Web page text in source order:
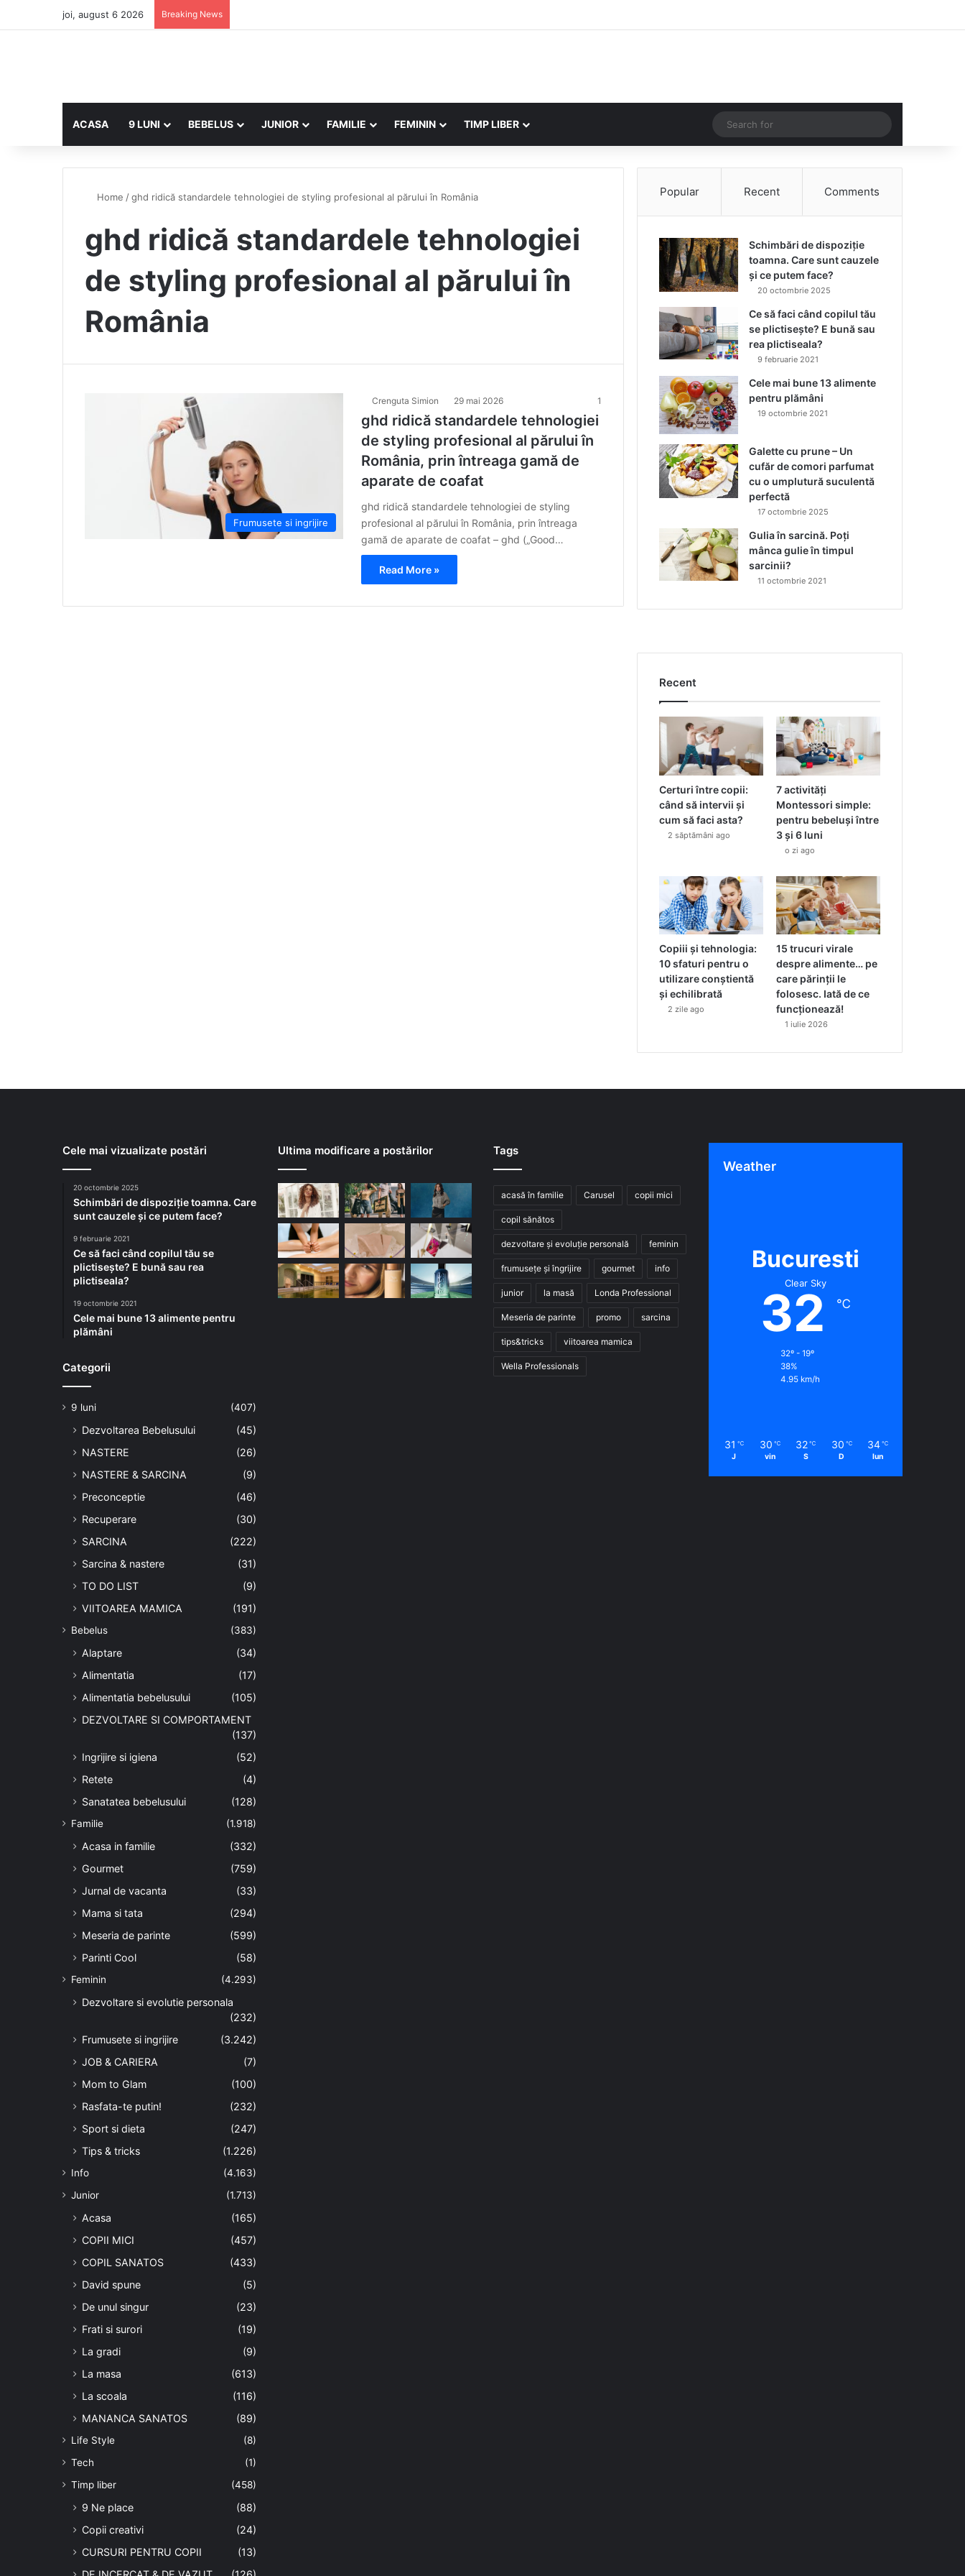
joi, august 6 2026 Breaking News
ACASA 9 LUNI BEBELUS JUNIOR FAMILIE FEMININ TIMP LIBER Random Article
for
Home /ghd ridică standardele tehnologiei de styling profesional al părului în România
ghd ridică standardele tehnologiei
de styling profesional al părului în
România
Frumusete si ingrijire
Crenguta Simion 29 mai 2026 1
ghd ridică standardele tehnologiei
de styling profesional al părului în
România, prin întreaga gamă de
aparate de coafat
ghd ridică standardele tehnologiei de styling
profesional al părului în România, prin întreaga
gamă de aparate de coafat – ghd („Good…
Read More »
Popular Recent Comments
Schimbări de dispoziție
toamna. Care sunt cauzele
și ce putem face?
20 octombrie 2025
Ce să faci când copilul tău
se plictisește? E bună sau
rea plictiseala?
9 februarie 2021
Cele mai bune 13 alimente
pentru plămâni
19 octombrie 2021
Galette cu prune – Un
cufăr de comori parfumat
cu o umplutură suculentă
perfectă
17 octombrie 2025
Gulia în sarcină. Poți
mânca gulie în timpul
sarcinii?
11 octombrie 2021
Recent
Certuri între copii:
când să intervii și
cum să faci asta?
2 săptămâni ago
7 activități
Montessori simple:
pentru bebeluși între
3 și 6 luni
o zi ago
Copiii și tehnologia:
10 sfaturi pentru o
utilizare conștientă
și echilibrată
2 zile ago
15 trucuri virale
despre alimente… pe
care părinții le
folosesc. Iată de ce
funcționează!
1 iulie 2026
Cele mai vizualizate postări
20 octombrie 2025
Schimbări de dispoziție toamna. Care
sunt cauzele și ce putem face?
9 februarie 2021
Ce să faci când copilul tău se
plictisește? E bună sau rea
plictiseala?
19 octombrie 2021
Cele mai bune 13 alimente pentru
plămâni
Categorii
9 luni (407)
Dezvoltarea Bebelusului
(45)
NASTERE
(26)
NASTERE & SARCINA
(9)
Preconceptie
(46)
Recuperare
(30)
SARCINA
(222)
Sarcina & nastere
(31)
TO DO LIST
(9)
VIITOAREA MAMICA
(191)
Bebelus (383)
Alaptare
(34)
Alimentatia
(17)
Alimentatia bebelusului
(105)
DEZVOLTARE SI COMPORTAMENT
(137)
Ingrijire si igiena
(52)
Retete
(4)
Sanatatea bebelusului
(128)
Familie (1.918)
Acasa in familie
(332)
Gourmet
(759)
Jurnal de vacanta
(33)
Mama si tata
(294)
Meseria de parinte
(599)
Parinti Cool
(58)
Feminin (4.293)
Dezvoltare si evolutie personala
(232)
Frumusete si ingrijire
(3.242)
JOB & CARIERA
(7)
Mom to Glam
(100)
Rasfata-te putin!
(232)
Sport si dieta
(247)
Tips & tricks
(1.226)
Info
(4.163)
Junior
(1.713)
Acasa
(165)
COPII MICI
(457)
COPIL SANATOS
(433)
David spune
(5)
De unul singur
(23)
Frati si surori
(19)
La gradi
(9)
La masa
(613)
La scoala
(116)
MANANCA SANATOS
(89)
Life Style
(8)
Tech
(1)
Timp liber
(458)
9 Ne place
(88)
Copii creativi
(24)
CURSURI PENTRU COPII
(13)
Ultima modificare a postărilor Tags
acasă în familie Carusel copii mici
copil sănătos
dezvoltare și evoluție personală feminin
frumusețe și îngrijire gourmet info
junior la masă Londa Professional
Meseria de parinte promo sarcina
tips&tricks viitoarea mamica
Wella Professionals
Weather
Bucuresti
Clear Sky
32 ℃
32º - 19º
38%
4.95 km/h
31 ℃
J
30 ℃
vin
32 ℃
S
30 ℃
D
34 ℃
lun